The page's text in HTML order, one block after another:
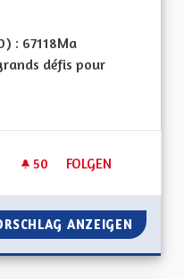
: 67118Ma
défis pour
50 50 FOLLOWER
FOLGEN
IMPLIQUER LES
ANZEIGEN